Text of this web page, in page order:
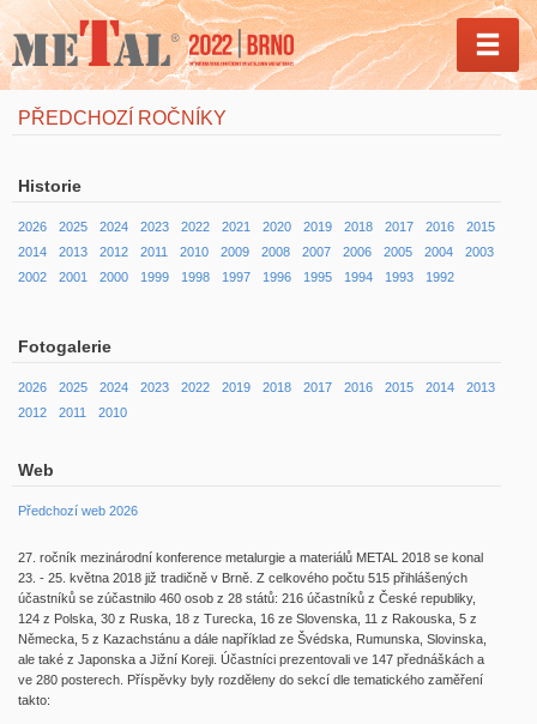
PŘEDCHOZÍ ROČNÍKY
Historie
2026 2025 2024 2023 2022 2021 2020 2019 2018 2017 2016
2015
2014
2013 2012 2011 2010 2009 2008 2007 2006 2005 2004
2003
2002
2001 2000 1999 1998 1997 1996 1995 1994 1993 1992
Fotogalerie
2026 2025 2024 2023 2022 2019 2018 2017 2016 2015 2014
2013
2012
2011 2010
Web
Předchozí web 2026
27. ročník mezinárodní konference metalurgie a materiálů METAL 2018 se konal
23. - 25. května 2018 již tradičně v Brně. Z celkového počtu 515 přihlášených
účastníků se zúčastnilo 460 osob z 28 států: 216 účastníků z České republiky,
124 z Polska, 30 z Ruska, 18 z Turecka, 16 ze Slovenska, 11 z Rakouska, 5 z
Německa, 5 z Kazachstánu a dále například ze Švédska, Rumunska, Slovinska,
ale také z Japonska a Jižní Koreji. Účastníci prezentovali ve 147 přednáškách a
ve 280 posterech. Příspěvky byly rozděleny do sekcí dle tematického zaměření
takto: